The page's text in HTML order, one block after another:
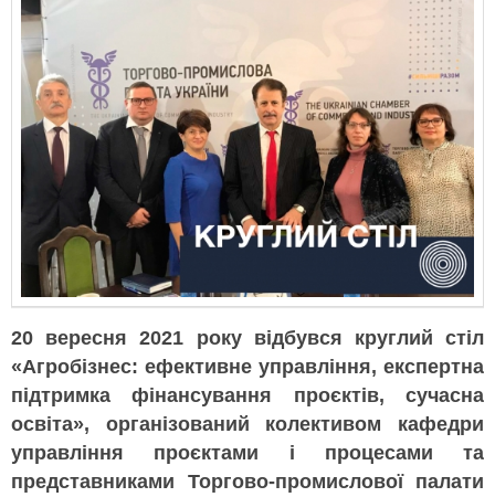
20 вересня 2021 року відбувся круглий стіл
«Агробізнес: ефективне управління, експертна
підтримка фінансування проєктів, сучасна
освіта», організований колективом кафедри
управління проєктами і процесами та
представниками Торгово-промислової палати